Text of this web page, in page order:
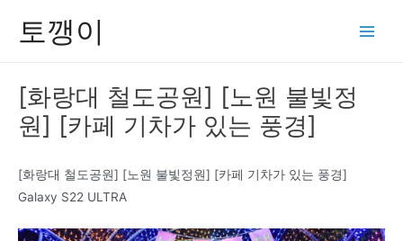
토깽이
[화랑대 철도공원] [노원 불빛정
원] [카페 기차가 있는 풍경]
[화랑대 철도공원] [노원 불빛정원] [카페 기차가 있는 풍경]
Galaxy S22 ULTRA